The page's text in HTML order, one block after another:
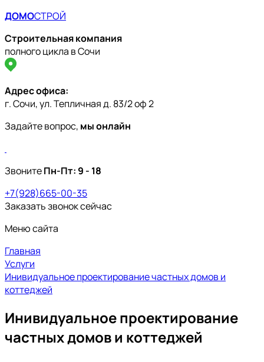
ДОМОСТРОЙ
Строительная компания
полного цикла в Сочи
Адрес офиса:
г. Сочи, ул. Тепличная д. 83/2 оф 2
Задайте вопрос, мы онлайн
ЗвонитеПн-Пт:9 - 18
+7(928)665-00-35
Заказать звонок сейчас
Меню сайта
Проектирование
Благоустройство территории
Портфолио
Акции
Сертификаты
Информация
Кредит и рассрочка
Контакты
Главная
Услуги
Инивидуальное проектирование частных домов и
коттеджей
Инивидуальное проектирование
частных домов и коттеджей